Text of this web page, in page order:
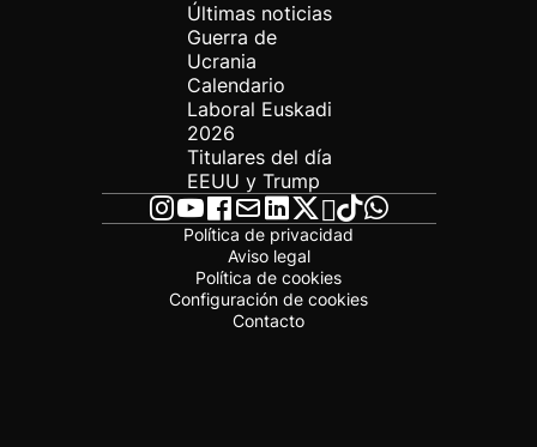
Últimas noticias
Guerra de
Ucrania
Calendario
Laboral Euskadi
2026
Titulares del día
EEUU y Trump
Política de privacidad
Aviso legal
Política de cookies
Configuración de cookies
Contacto